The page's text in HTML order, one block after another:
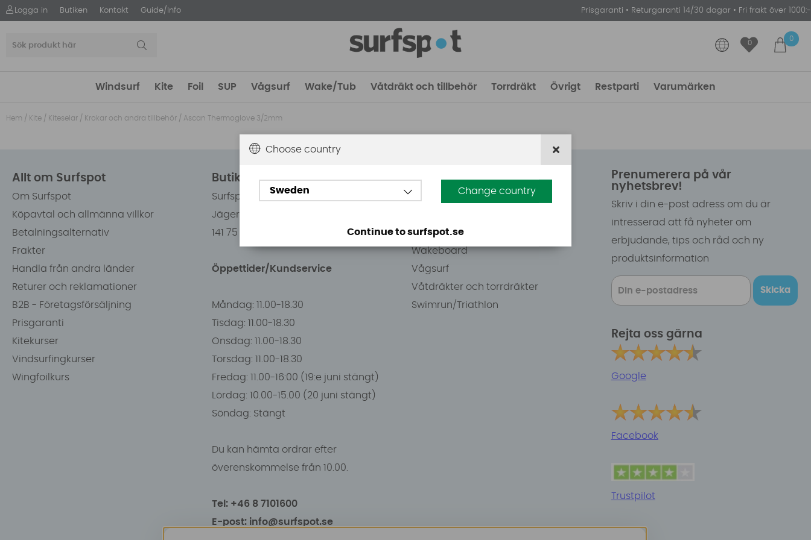
Logga in Butiken Kontakt Guide/Info Prisgaranti • Returgaranti 14/30 dagar • Fri frakt över 1000:-
0
0
Windsurf Kite Foil SUP Vågsurf Wake/Tub Våtdräkt och tillbehör Torrdräkt Övrigt Restparti Varumärken
Hem / Kite / Kiteselar / Krokar och andra tillbehör / Ascan Thermoglove 3/2mm
Allt om Surfspot
Om Surfspot
Köpavtal och allmänna villkor
Betalningsalternativ
Frakter
Handla från andra länder
Returer och reklamationer
B2B - Företagsförsäljning
Prisgaranti
Kitekurser
Vindsurfingkurser
Wingfoilkurs
Butiken i Stockholm
Surfspot Sweden AB
Jägerhorns väg 8
141 75 Kungens Kurva
Öppettider/Kundservice
Måndag: 11.00-18.30
Tisdag: 11.00-18.30
Onsdag: 11.00-18.30
Torsdag: 11.00-18.30
Fredag: 11.00-16:00 (19:e juni stängt)
Lördag: 10.00-15.00 (20 juni stängt)
Söndag: Stängt
Du kan hämta ordrar efter
överenskommelse från 10.00.
Tel: +46 8 7101600
E-post: info@surfspot.se
Guider
Vindsurfing
SUP
Wakeboard
Vågsurf
Våtdräkter och torrdräkter
Swimrun/Triathlon
Prenumerera på vår
nyhetsbrev!
Skriv i din e-post adress om du är
intresserad att få nyheter om
erbjudande, tips och råd och ny
produktsinformation
Skicka
Rejta oss gärna
Google
Facebook
Trustpilot
Choose country
Sweden Change country
Continue to surfspot.se